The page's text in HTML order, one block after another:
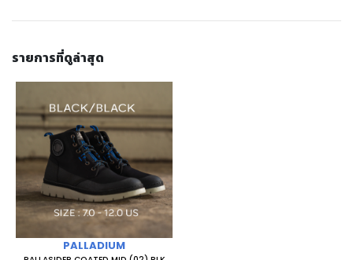
รายการที่ดูล่าสุด
PALLADIUM